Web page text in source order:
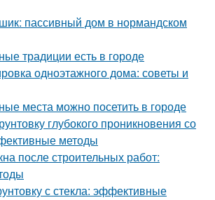
пассивный дом в нормандском
традиции есть в городе
одноэтажного дома: советы и
места можно посетить в городе
глубокого проникновения со
методы
после строительных работ:
с стекла: эффективные